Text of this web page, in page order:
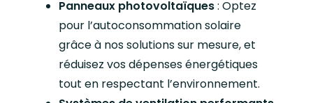
Panneaux photovoltaïques: Optez
pour l’autoconsommation solaire
grâce à nos solutions sur mesure, et
réduisez vos dépenses énergétiques
tout en respectant l’environnement.